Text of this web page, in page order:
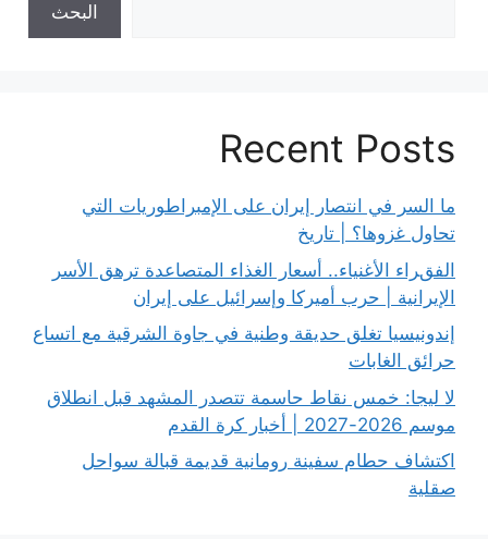
البحث
Recent Posts
ما السر في انتصار إيران على الإمبراطوريات التي
تحاول غزوها؟ | تاريخ
الفقراء الأغنياء.. أسعار الغذاء المتصاعدة ترهق الأسر
الإيرانية | حرب أميركا وإسرائيل على إيران
إندونيسيا تغلق حديقة وطنية في جاوة الشرقية مع اتساع
حرائق الغابات
لا ليجا: خمس نقاط حاسمة تتصدر المشهد قبل انطلاق
موسم 2026-2027 | أخبار كرة القدم
اكتشاف حطام سفينة رومانية قديمة قبالة سواحل
صقلية